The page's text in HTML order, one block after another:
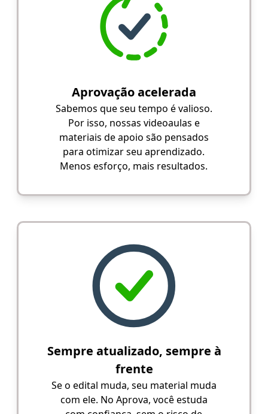
Aprovação acelerada
Sabemos que seu tempo é valioso.
Por isso, nossas videoaulas e
materiais de apoio são pensados
para otimizar seu aprendizado.
Menos esforço, mais resultados.
Sempre atualizado, sempre à
frente
Se o edital muda, seu material muda
com ele. No Aprova, você estuda